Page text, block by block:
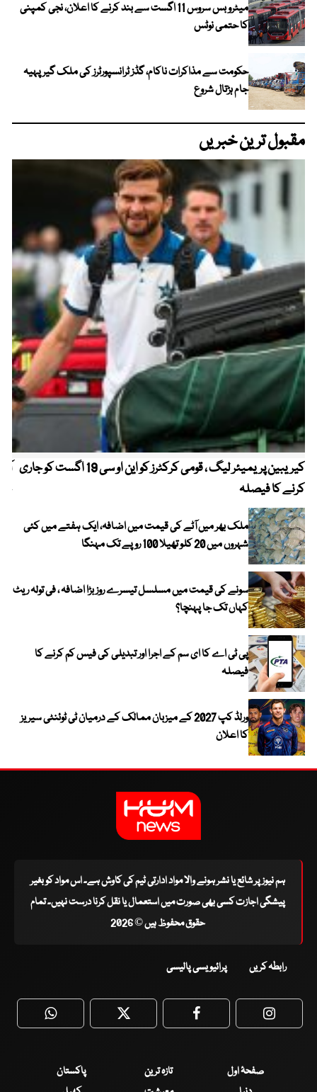
میٹرو بس سروس 11 اگست سے بند کرنے کا اعلان، نجی کمپنی
کا حتمی نوٹس
حکومت سے مذاکرات ناکام، گڈز ٹرانسپورٹرز کی ملک گیر پہیہ
جام ہڑتال شروع
مقبول ترین خبریں
کیریبین پریمیئر لیگ ، قومی کرکٹرز کو این او سی 19 اگست کو جاری
کرنے کا فیصلہ
ملک بھر میں آٹے کی قیمت میں اضافہ، ایک ہفتے میں کئی
شہروں میں 20 کلو تھیلا 100 روپے تک مہنگا
سونے کی قیمت میں مسلسل تیسرے روز بڑا اضافہ ، فی تولہ ریٹ
کہاں تک جا پہنچا؟
پی ٹی اے کا ای سم کے اجرا اور تبدیلی کی فیس کم کرنے کا
فیصلہ
ورلڈ کپ 2027 کے میزبان ممالک کے درمیان ٹی ٹوئنٹی سیریز
کا اعلان
ہم نیوز پر شائع یا نشر ہونے والا مواد ادارتی ٹیم کی کاوش ہے۔ اس مواد کو بغیر
پیشگی اجازت کسی بھی صورت میں استعمال یا نقل کرنا درست نہیں۔ تمام
حقوق محفوظ ہیں © 2026
رابطہ کریں پرائیویسی پالیسی
WhatsApp Twitter Facebook
صفحۂ اول تازہ ترین
پاکستان